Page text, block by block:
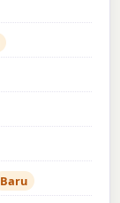
Baru